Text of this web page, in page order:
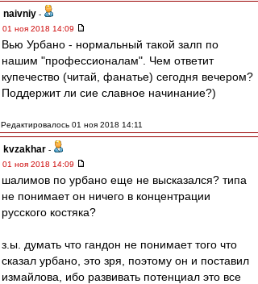
naivniy -
01 ноя 2018 14:09
Вью Урбано - нормальный такой залп по
нашим "профессионалам". Чем ответит
купечество (читай, фанатье) сегодня вечером?
Поддержит ли сие славное начинание?)
Редактировалось 01 ноя 2018 14:11
kvzakhar -
01 ноя 2018 14:09
шалимов по урбано еще не высказался? типа
не понимает он ничего в концентрации
русского костяка?
з.ы. думать что гандон не понимает того что
сказал урбано, это зря, поэтому он и поставил
измайлова, ибо развивать потенциал это все